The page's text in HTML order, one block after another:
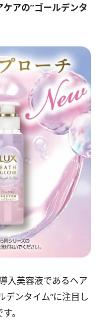
アの”ゴールデンタ
入美容液であるヘア
デンタイム”に注目し
。